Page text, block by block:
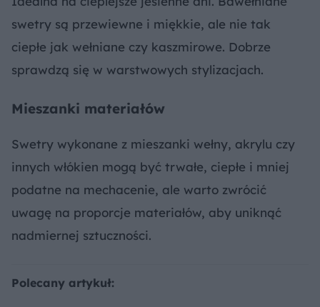
swetry są przewiewne i miękkie, ale nie tak
ciepłe jak wełniane czy kaszmirowe. Dobrze
sprawdzą się w warstwowych stylizacjach.
Mieszanki materiałów
Swetry wykonane z mieszanki wełny, akrylu czy
innych włókien mogą być trwałe, ciepłe i mniej
podatne na mechacenie, ale warto zwrócić
uwagę na proporcje materiałów, aby uniknąć
nadmiernej sztuczności.
Polecany artykuł: